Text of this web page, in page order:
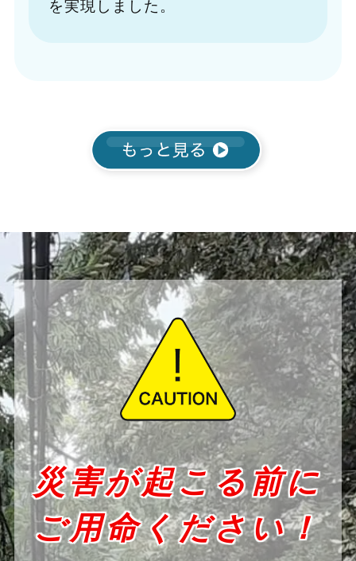
を実現しました。
災害が起こる前に
ご用命ください！